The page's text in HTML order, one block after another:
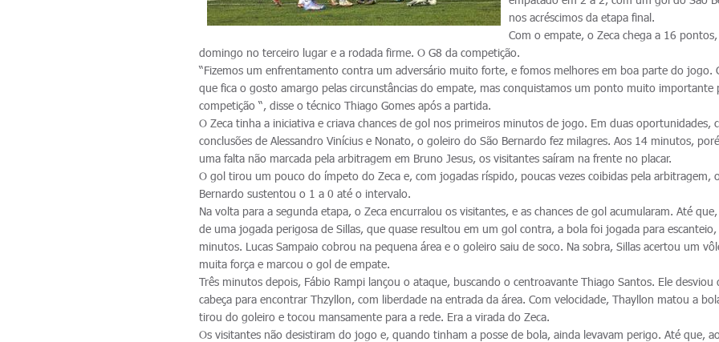
nos acréscimos da etapa final.
Com o empate, o Zeca chega a 16
domingo no terceiro lugar e a rodada firme. O G8 da competição.
“Fizemos um enfrentamento contra um adversário muito forte, e fomos melhores em boa parte do jogo.
que fica o gosto amargo pelas circunstâncias do empate, mas conquistamos um ponto muito importante
competição “, disse o técnico Thiago Gomes após a partida.
O Zeca tinha a iniciativa e criava chances de gol nos primeiros minutos de jogo. Em duas oportunidades,
conclusões de Alessandro Vinícius e Nonato, o goleiro do São Bernardo fez milagres. Aos 14 minutos,
uma falta não marcada pela arbitragem em Bruno Jesus, os visitantes saíram na frente no placar.
O gol tirou um pouco do ímpeto do Zeca e, com jogadas ríspido, poucas vezes coibidas pela arbitragem,
Bernardo sustentou o 1 a 0 até o intervalo.
Na volta para a segunda etapa, o Zeca encurralou os visitantes, e as chances de gol acumularam. Até
de uma jogada perigosa de Sillas, que quase resultou em um gol contra, a bola foi jogada para
minutos. Lucas Sampaio cobrou na pequena área e o goleiro saiu de soco. Na sobra, Sillas acertou um
muita força e marcou o gol de empate.
Três minutos depois, Fábio Rampi lançou o ataque, buscando o centroavante Thiago Santos. Ele desviou
cabeça para encontrar Thzyllon, com liberdade na entrada da área. Com velocidade, Thayllon matou a
tirou do goleiro e tocou mansamente para a rede. Era a virada do Zeca.
Os visitantes não desistiram do jogo e, quando tinham a posse de bola, ainda levavam perigo. Até que,